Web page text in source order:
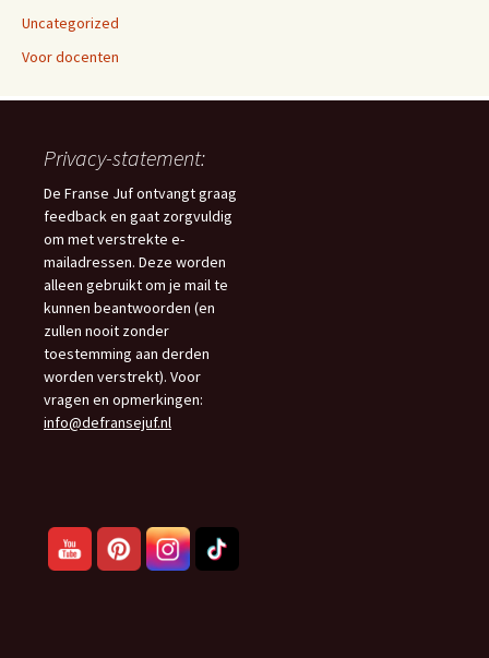
Uncategorized
Voor docenten
Privacy-statement:
De Franse Juf ontvangt graag
feedback en gaat zorgvuldig
om met verstrekte e-
mailadressen. Deze worden
alleen gebruikt om je mail te
kunnen beantwoorden (en
zullen nooit zonder
toestemming aan derden
worden verstrekt). Voor
vragen en opmerkingen:
info@defransejuf.nl